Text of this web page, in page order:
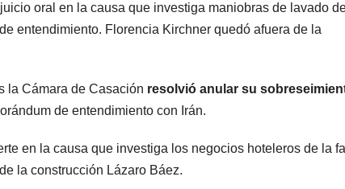
oral en la causa que investiga maniobras de lavado
entendimiento. Florencia Kirchner quedó afuera de la
la Cámara de Casación resolvió anular su
de entendimiento con Irán.
en la causa que investiga los negocios hoteleros de la
la construcción Lázaro Báez.
Cuevas antes
temporal con
unos 1.500
camiones